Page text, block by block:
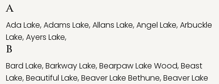
A
Ada Lake,Adams Lake,Allans Lake,Angel Lake,Arbuckle
Lake,Ayers Lake,
B
Bard Lake,Barkway Lake,Bearpaw Lake Wood,Beast
Lake,Beautiful Lake,Beaver Lake Bethune,Beaver Lake